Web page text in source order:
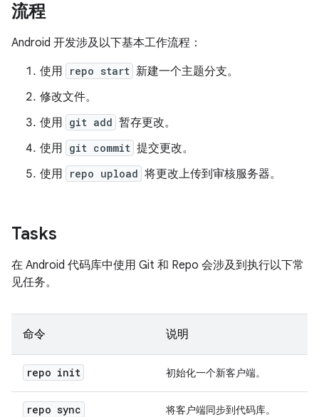
流程
Android 开发涉及以下基本工作流程：
使用
repo start 新建一个主题分支。
修改文件。
使用 git add 暂存更改。
使用 git commit 提交更改。
使用
repo upload 将更改上传到审核服务器。
Tasks
在 Android 代码库中使用 Git 和 Repo 会涉及到执行以下常
见任务。
命令 说明
repo init 初始化一个新客户端。
repo sync 将客户端同步到代码库。